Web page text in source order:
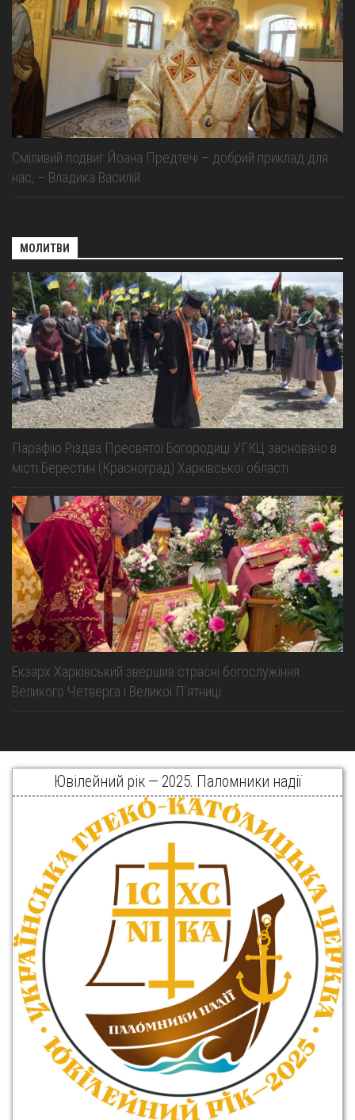
Сміливий подвиг Йоана Предтечі – добрий приклад для
нас, – Владика Василій
МОЛИТВИ
Парафію Різдва Пресвятої Богородиці УГКЦ засновано в
місті Берестин (Красноград) Харківської області
Екзарх Харківський звершив страсні богослужіння
Великого Четверга і Великої Пʼятниці
Ювілейний рік — 2025. Паломники надії